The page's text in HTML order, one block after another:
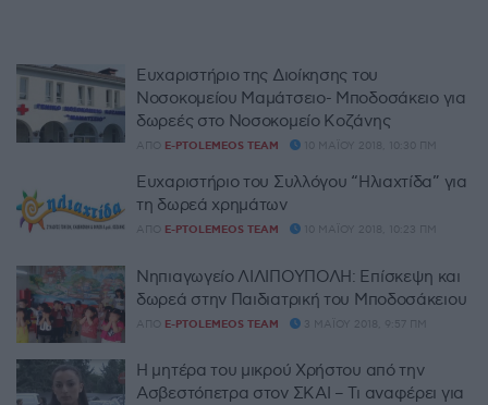
Ευχαριστήριο της Διοίκησης του
Νοσοκομείου Μαμάτσειο- Μποδοσάκειο για
δωρεές στο Νοσοκομείο Κοζάνης
ΑΠΌ E-PTOLEMEOS TEAM 10 ΜΑΪ́ΟΥ 2018, 10:30 ΠΜ
Ευχαριστήριο του Συλλόγου “Ηλιαχτίδα” για
τη δωρεά χρημάτων
ΑΠΌ E-PTOLEMEOS TEAM 10 ΜΑΪ́ΟΥ 2018, 10:23 ΠΜ
Νηπιαγωγείο ΛΙΛΙΠΟΥΠΟΛΗ: Επίσκεψη και
δωρεά στην Παιδιατρική του Μποδοσάκειου
ΑΠΌ E-PTOLEMEOS TEAM 3 ΜΑΪ́ΟΥ 2018, 9:57 ΠΜ
Η μητέρα του μικρού Χρήστου από την
Ασβεστόπετρα στον ΣΚΑΙ – Τι αναφέρει για